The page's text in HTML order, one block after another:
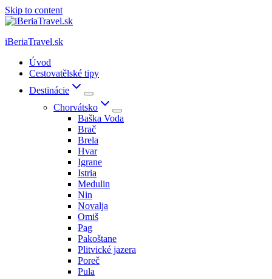
Skip to content
iBeriaTravel.sk
Úvod
Cestovatělské tipy
Destinácie
Chorvátsko
Baška Voda
Brač
Brela
Hvar
Igrane
Istria
Medulin
Nin
Novalja
Omiš
Pag
Pakoštane
Plitvické jazera
Poreč
Pula